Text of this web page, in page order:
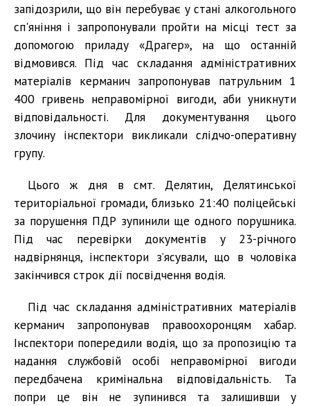
запідозрили, що він перебуває у стані алкогольного
сп'яніння і запропонували пройти на місці тест за
допомогою приладу «Драгер», на що останній
відмовився. Під час складання адміністративних
матеріалів керманич запропонував патрульним 1
400 гривень неправомірної вигоди, аби уникнути
відповідальності. Для документування цього
злочину інспектори викликали слідчо-оперативну
групу.
Цього ж дня в смт. Делятин, Делятинської
територіальної громади, близько 21:40 поліцейські
за порушення ПДР зупинили ще одного порушника.
Під час перевірки документів у 23-річного
надвірнянця, інспектори з’ясували, що в чоловіка
закінчився строк дії посвідчення водія.
Під час складання адміністративних матеріалів
керманич запропонував правоохоронцям хабар.
Інспектори попередили водія, що за пропозицію та
надання службовій особі неправомірної вигоди
передбачена кримінальна відповідальність. Та
попри це він не зупинився та залишивши у